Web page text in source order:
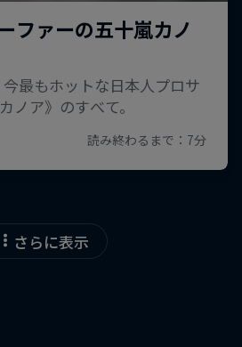
さらに表示